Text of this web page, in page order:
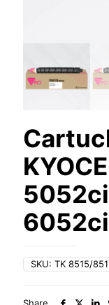
6052ci
SKU: TK 8515/
Share